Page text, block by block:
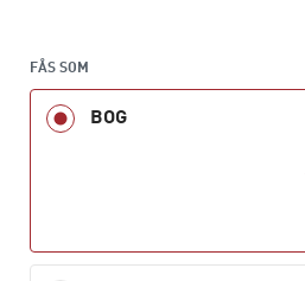
Bogen giver et overblik over den
arbejdsmarkedspolitik, der er
siden 1970’erne, og
sektor. De lovgivningsmæssige
retsikkerhed og statsrefusion
kapitler skrevet af socialrådgiver
Michelle Ankjær Lindegaard.
FÅS SOM
BOG